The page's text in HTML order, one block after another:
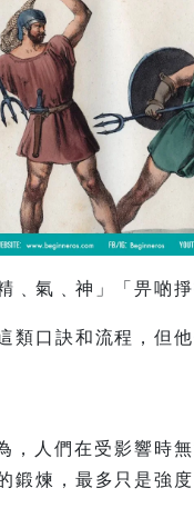
﹑氣﹑神」「畀啲掙
類口訣和流程，但
人們在受影響時無
鍛煉，最多只是強度